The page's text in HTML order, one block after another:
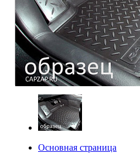
Основная страница